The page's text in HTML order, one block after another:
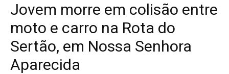
Jovem morre em colisão entre
moto e carro na Rota do
Sertão, em Nossa Senhora
Aparecida